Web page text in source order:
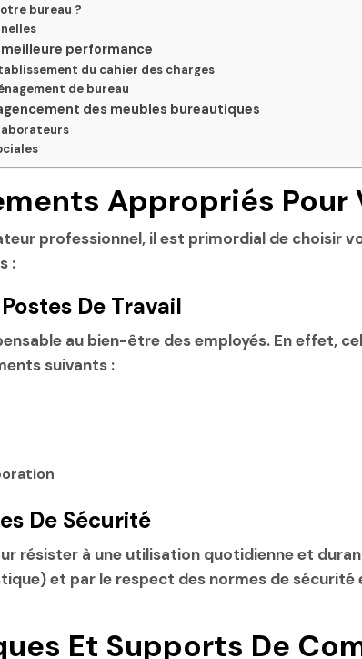
bureau ?
performance
du cahier des charges
de bureau
des meubles bureautiques
Appropriés Pour
professionnel, il est primordial de choisir
:
De Travail
au bien-être des employés. En effet,
suivants :
De Sécurité
résister à une utilisation quotidienne et
et par le respect des normes de sécurité
Et Supports De